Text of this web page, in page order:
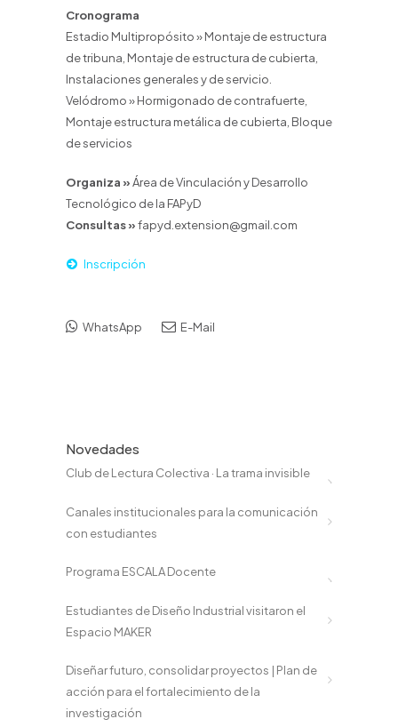
Cronograma
Estadio Multipropósito » Montaje de estructura
de tribuna, Montaje de estructura de cubierta,
Instalaciones generales y de servicio.
Velódromo » Hormigonado de contrafuerte,
Montaje estructura metálica de cubierta, Bloque
de servicios
Organiza »Área de Vinculación y Desarrollo
Tecnológico de la FAPyD
Consultas »fapyd.extension@gmail.com
Inscripción
WhatsApp E-Mail
Novedades
Club de Lectura Colectiva · La trama invisible
Canales institucionales para la comunicación
con estudiantes
Programa ESCALA Docente
Estudiantes de Diseño Industrial visitaron el
Espacio MAKER
Diseñar futuro, consolidar proyectos | Plan de
acción para el fortalecimiento de la
investigación